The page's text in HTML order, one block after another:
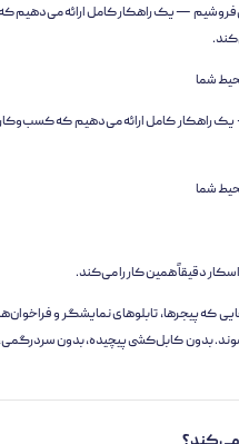
— یک راهکار کامل ارائه می‌دهیم که
شما
راهکار کامل ارائه می‌دهیم که کسب‌وکار
شما
دقیقاً همین کار را می‌کند.
پیجرها، تابلوهای نمایشگر و فراخوان‌ها
بدون کابل‌کشی پیچیده، بدون سردرگمی،